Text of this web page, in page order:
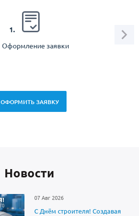
1.
Оформление заявки
ОФОРМИТЬ ЗАЯВКУ
Новоcти
07 Авг 2026
С Днём строителя! Создавая